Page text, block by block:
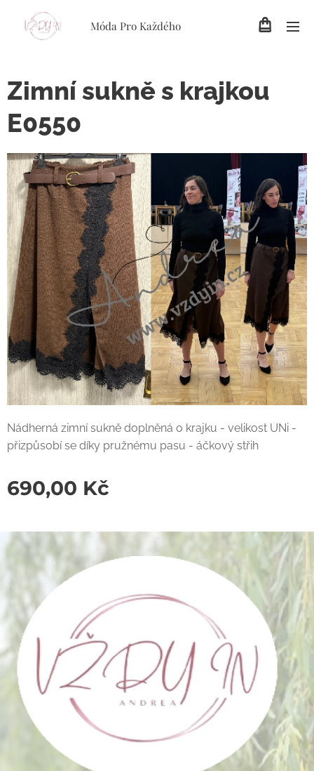
Móda Pro Každého
Zimní sukně s krajkou
E0550
Nádherná zimní sukně doplněná o krajku - velikost UNi -
přizpůsobí se díky pružnému pasu - áčkový střih
690,00 Kč